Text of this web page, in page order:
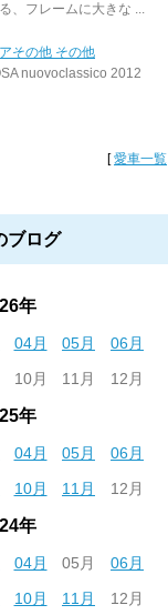
、フレームに大きな ...
その他 その他
nuovoclassico 2012
[愛車一覧
ブログ
年
04月 05月
06月
10月 11月 12月
年
04月 05月
06月
10月 11月 12月
年
04月 05月
06月
10月 11月 12月